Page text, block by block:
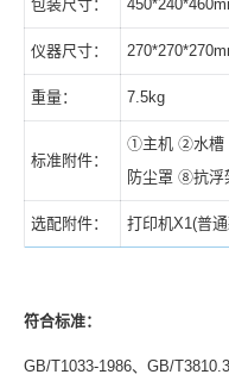
包装尺寸：
仪器尺寸：
重量： 7.5kg
标准附件：
①主机 ②水
防尘罩 ⑧抗
选配附件： 打印机X1(普
符合标准：
GB/T1033-1986、GB/